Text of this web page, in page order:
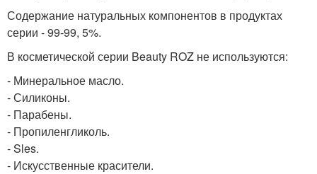
Содержание натуральных компонентов в продуктах
серии - 99-99, 5%.
В косметической серии Beauty ROZ не используются:
- Минеральное масло.
- Силиконы.
- Парабены.
- Пропиленгликоль.
- Sles.
- Искусственные красители.